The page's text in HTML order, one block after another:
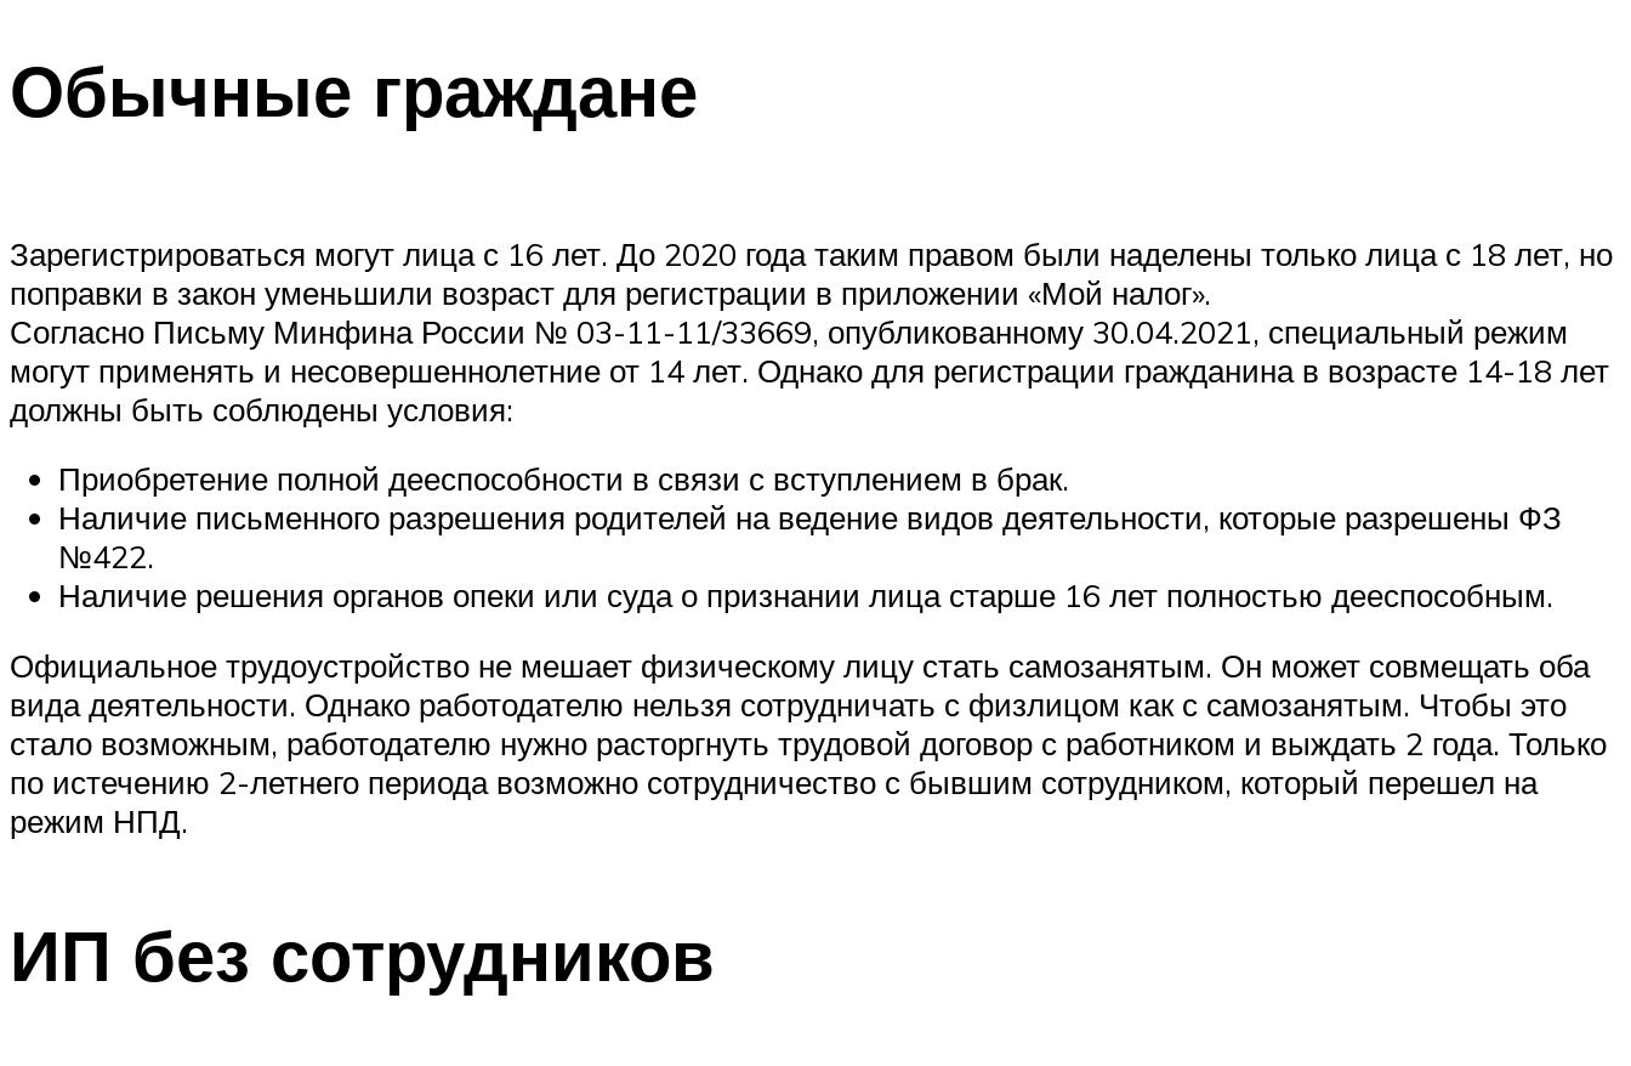
Обычные граждане
Зарегистрироваться могут лица с 16 лет. До 2020 года таким правом были наделены только лица с 18 лет, но
поправки в закон уменьшили возраст для регистрации в приложении «Мой налог».
Согласно Письму Минфина России № 03-11-11/33669, опубликованному 30.04.2021, специальный режим
могут применять и несовершеннолетние от 14 лет. Однако для регистрации гражданина в возрасте 14-18 лет
должны быть соблюдены условия:
Приобретение полной дееспособности в связи с вступлением в брак.
Наличие письменного разрешения родителей на ведение видов деятельности, которые разрешены ФЗ
№422.
Наличие решения органов опеки или суда о признании лица старше 16 лет полностью дееспособным.
Официальное трудоустройство не мешает физическому лицу стать самозанятым. Он может совмещать оба
вида деятельности. Однако работодателю нельзя сотрудничать с физлицом как с самозанятым. Чтобы это
стало возможным, работодателю нужно расторгнуть трудовой договор с работником и выждать 2 года. Только
по истечению 2-летнего периода возможно сотрудничество с бывшим сотрудником, который перешел на
режим НПД.
ИП без сотрудников